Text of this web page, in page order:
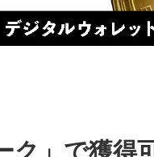
ク」で獲得